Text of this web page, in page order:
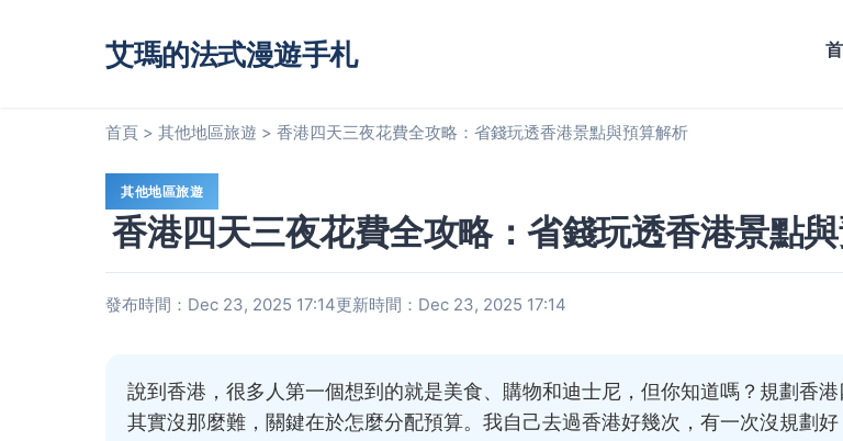
艾瑪的法式漫遊手札
首頁 > 其他地區旅遊 > 香港四天三夜花費全攻略：省錢玩透香港景點與預算解析
其他地區旅遊
香港四天三夜花費全攻略：省錢玩透香港景點
發布時間：Dec 23, 2025 17:14更新時間：Dec 23, 2025 17:14
說到香港，很多人第一個想到的就是美食、購物和迪士尼，但你知道嗎？規劃香
其實沒那麼難，關鍵在於怎麼分配預算。我自己去過香港好幾次，有一次沒規劃